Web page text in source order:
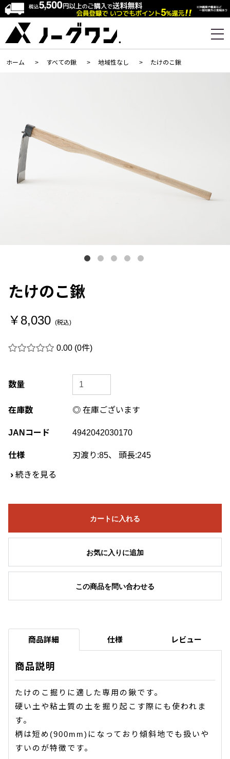
ホーム > すべての鍬 > 地域性なし > たけのこ鍬
たけのこ鍬
￥8,030 (税込)
0.00 (0件)
数量
在庫数 ◎ 在庫ございます
JANコード 4942042030170
仕様 刃渡り:85、 頭長:245
› 続きを見る
カートに入れる
お気に入りに追加
この商品を問い合わせる
商品詳細 仕様 レビュー
商品説明
たけのこ掘りに適した専用の鍬です。
硬い土や粘土質の土を掘り起こす際にも使われま
す。
柄は短め(900mm)になっており傾斜地でも扱いや
すいのが特徴です。